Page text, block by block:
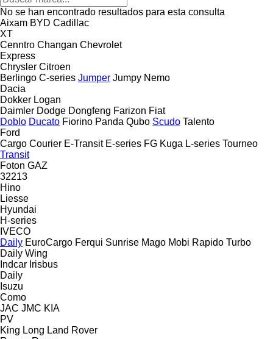
No se han encontrado resultados para esta consulta
Aixam BYD Cadillac
XT
Cenntro Changan Chevrolet
Express
Chrysler Citroen
Berlingo C-series Jumper Jumpy Nemo
Dacia
Dokker Logan
Daimler Dodge Dongfeng Farizon Fiat
Doblo Ducato Fiorino Panda Qubo Scudo Talento
Ford
Cargo Courier E-Transit E-series FG Kuga L-series Tourneo
Transit
Foton GAZ
32213
Hino
Liesse
Hyundai
H-series
IVECO
Daily EuroCargo Ferqui Sunrise Mago Mobi Rapido Turbo
Daily Wing
Indcar Irisbus
Daily
Isuzu
Como
JAC JMC KIA
PV
King Long Land Rover